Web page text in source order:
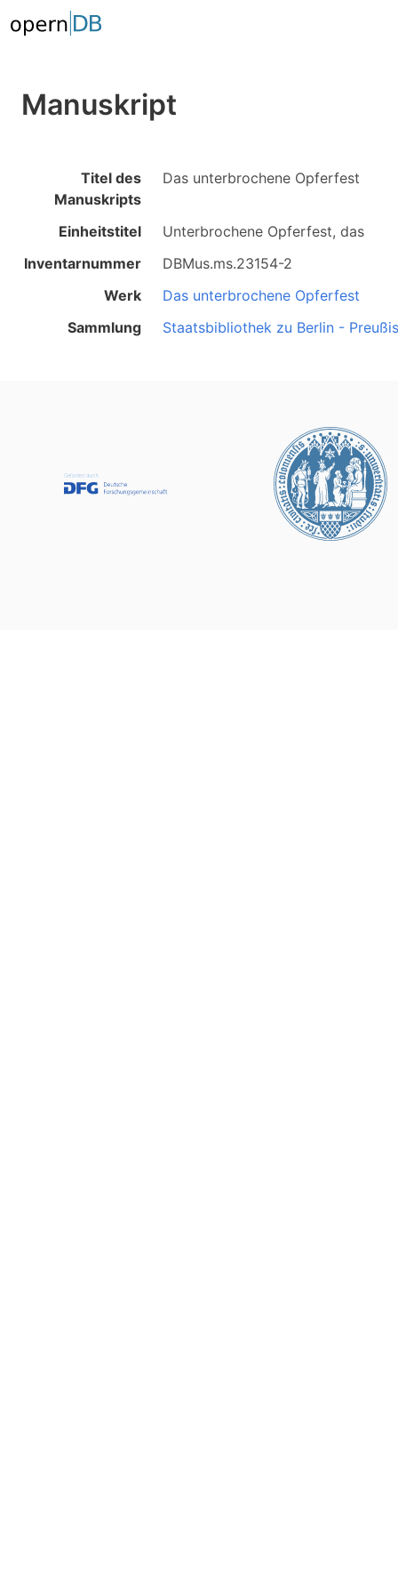
Manuskript
Titel des
Manuskripts
Das unterbrochene Opferfest
Einheitstitel
Unterbrochene Opferfest, das
Inventarnummer
DBMus.ms.23154-2
Werk
Das unterbrochene Opferfest
Sammlung
Staatsbibliothek zu Berlin -